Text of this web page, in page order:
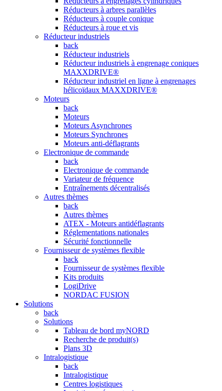
Réducteurs à arbres parallèles
Réducteurs à couple conique
Réducteurs à roue et vis
Réducteur industriels
back
Réducteur industriels
Réducteur industriels à engrenage coniques
MAXXDRIVE®
Réducteur industriel en ligne à engrenages
hélicoïdaux MAXXDRIVE®
Moteurs
back
Moteurs
Moteurs Asynchrones
Moteurs Synchrones
Moteurs anti-déflagrants
Electronique de commande
back
Electronique de commande
Variateur de fréquence
Entraînements décentralisés
Autres thèmes
back
Autres thèmes
ATEX - Moteurs antidéflagrants
Réglementations nationales
Sécurité fonctionnelle
Fournisseur de systèmes flexible
back
Fournisseur de systèmes flexible
Kits produits
LogiDrive
NORDAC FUSION
Solutions
back
Solutions
Tableau de bord myNORD
Recherche de produit(s)
Plans 3D
Intralogistique
back
Intralogistique
Centres logistiques